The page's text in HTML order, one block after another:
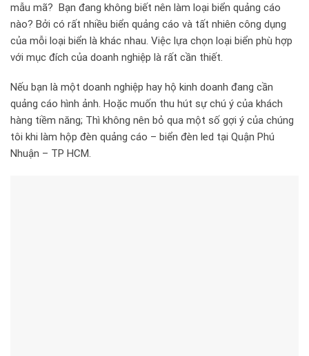
mẫu mã? Bạn đang không biết nên làm loại biển quảng cáo
nào? Bởi có rất nhiều biển quảng cáo và tất nhiên công dụng
của mỗi loại biển là khác nhau. Việc lựa chọn loại biển phù hợp
với mục đích của doanh nghiệp là rất cần thiết.
Nếu bạn là một doanh nghiệp hay hộ kinh doanh đang cần
quảng cáo hình ảnh. Hoặc muốn thu hút sự chú ý của khách
hàng tiềm năng; Thì không nên bỏ qua một số gợi ý của chúng
tôi khi làm hộp đèn quảng cáo – biển đèn led tại Quận Phú
Nhuận – TP HCM.